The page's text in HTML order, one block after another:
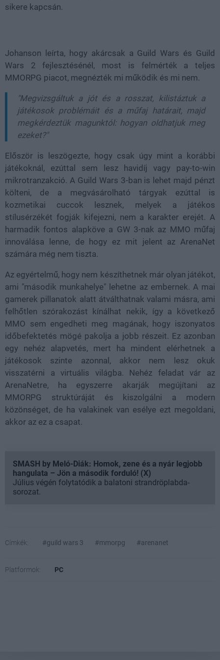
sikere kapcsán.
Johanson leírta, hogy akárcsak a Guild Wars és Guild
Wars 2 fejlesztésénél, most is felmérték a teljes
MMORPG piacot, megnézték mi működik és mi nem.
"Megvizsgáltuk a jót és a rosszat, kilistáztuk a
játékosok problémáit és a műfaj határait, majd
megkérdeztük magunktól: hogyan oldhatjuk meg
ezeket?"
Először is leszögezte, hogy csak úgy mint a korábbi
játékoknál, ezúttal sem lesz havidíj vagy pay-to-win
mikrotranzakció. A Guild Wars 3-ban is lehet majd pénzt
költeni, de a megvásárolható tárgyak ezúttal is
kozmetikai cuccok lesznek, melyek a játékos
stílusérzékét fogják kifejezni, nem a karakter erejét. A
harmadik fontos alapköve a GW 3-nak az MMO műfaj
innoválása lenne, de hogy ez mit jelent az ArenaNet
számára még nem tiszta.
Az egyértelmű, hogy nem készíthetnek már olyan játékot,
ami "második munkahelye" lehetne az embernek. A mai
gamerek pillanatok alatt átválthatnak valami másra, ami
felhőtlen szórakozást kínálhat nekik, így a következő
MMO sem engedheti meg magának, hogy iszonyatos
időbefektetés mögé pakolja a jobb részeit. Ez azonban
egy nehéz alapvetés, mert ha mindent elérhetnek a
játékosok szinte azonnal, akkor nem lesz okuk
visszatérni a virtuális világba. Nehéz feladat vár az
ArenaNetre, ha egyszerre akarják megújítani az
MMORPG struktúráját és kiszolgálni a modern
közönséget, de ha valakinek van esélye ezt megoldani,
akkor az ez a csapat.
SMASH by Meló-Diák: Homok, zene és a nyár legjobb
hangulata – Jön a második forduló! (X)
Július végén folytatódik a balatoni strandröplabda-
sorozat.
Címkék: #guild wars 3 #mmorpg #arenanet
Platformok: PC